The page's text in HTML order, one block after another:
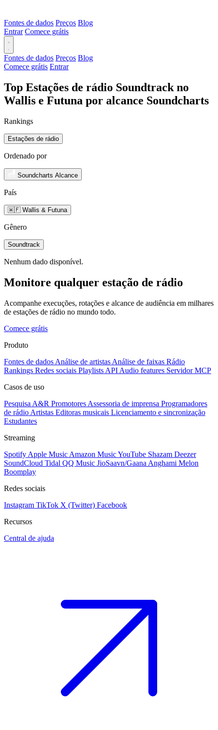
Fontes de dados Preços Blog
Entrar Comece grátis
Fontes de dados Preços Blog
Comece grátis Entrar
Top Estações de rádio Soundtrack no
Wallis e Futuna por alcance Soundcharts
Rankings
Estações de rádio
Ordenado por
Soundcharts Alcance
País
🇼🇫 Wallis & Futuna
Gênero
Soundtrack
Nenhum dado disponível.
Monitore qualquer estação de rádio
Acompanhe execuções, rotações e alcance de audiência em milhares
de estações de rádio no mundo todo.
Comece grátis
Produto
Fontes de dados Análise de artistas Análise de faixas Rádio
Rankings Redes sociais Playlists API Audio features Servidor MCP
Casos de uso
Pesquisa A&R Promotores Assessoria de imprensa Programadores
de rádio Artistas Editoras musicais Licenciamento e sincronização
Estudantes
Streaming
Spotify Apple Music Amazon MusicYouTube Shazam Deezer
SoundCloud Tidal QQ Music JioSaavn/Gaana Anghami Melon
Boomplay
Redes sociais
Instagram TikTok X (Twitter) Facebook
Recursos
Central de ajuda